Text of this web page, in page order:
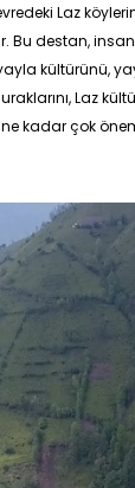
Laz
Bu destan,
kültürünü,
Laz
kadar çok